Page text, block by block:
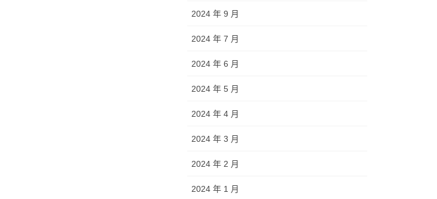
2024 年 9 月
2024 年 7 月
2024 年 6 月
2024 年 5 月
2024 年 4 月
2024 年 3 月
2024 年 2 月
2024 年 1 月